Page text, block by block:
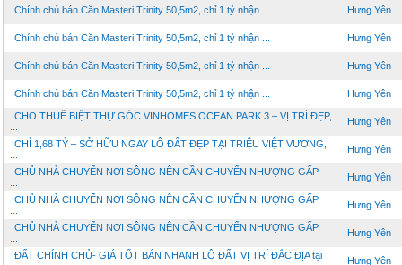
Chính chủ bán Căn Masteri Trinity 50,5m2, chỉ 1 tỷ nhận ... Hưng Yên
Chính chủ bán Căn Masteri Trinity 50,5m2, chỉ 1 tỷ nhận ... Hưng Yên
Chính chủ bán Căn Masteri Trinity 50,5m2, chỉ 1 tỷ nhận ... Hưng Yên
Chính chủ bán Căn Masteri Trinity 50,5m2, chỉ 1 tỷ nhận ... Hưng Yên
CHO THUÊ BIỆT THỰ GÓC VINHOMES OCEAN PARK 3 – VỊ TRÍ ĐẸP,
Hưng Yên
CHỈ 1,68 TỶ – SỞ HỮU NGAY LÔ ĐẤT ĐẸP TẠI TRIỆU VIỆT VƯƠNG,
Hưng Yên
CHỦ NHÀ CHUYỂN NƠI SÔNG NÊN CẦN CHUYỂN NHƯỢNG GẤP
Hưng Yên
CHỦ NHÀ CHUYỂN NƠI SÔNG NÊN CẦN CHUYỂN NHƯỢNG GẤP
Hưng Yên
CHỦ NHÀ CHUYỂN NƠI SÔNG NÊN CẦN CHUYỂN NHƯỢNG GẤP
Hưng Yên
ĐẤT CHÍNH CHỦ- GIÁ TỐT BÁN NHANH LÔ ĐẤT VỊ TRÍ ĐẮC ĐỊA tại
Hưng Yên